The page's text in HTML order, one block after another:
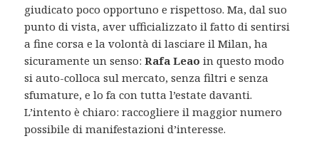
giudicato poco opportuno e rispettoso. Ma, dal suo
punto di vista, aver ufficializzato il fatto di sentirsi
a fine corsa e la volontà di lasciare il Milan, ha
sicuramente un senso:Rafa Leao in questo modo
si auto-colloca sul mercato, senza filtri e senza
sfumature, e lo fa con tutta l’estate davanti.
L’intento è chiaro: raccogliere il maggior numero
possibile di manifestazioni d’interesse.